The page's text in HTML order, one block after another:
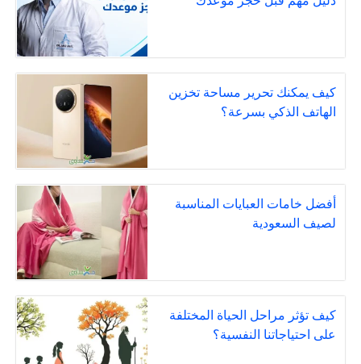
كيف يمكنك تحرير مساحة تخزين
الهاتف الذكي بسرعة؟
أفضل خامات العبايات المناسبة
لصيف السعودية
كيف تؤثر مراحل الحياة المختلفة
على احتياجاتنا النفسية؟